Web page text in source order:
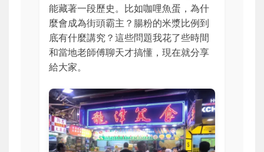
能藏著一段歷史。比如咖哩魚蛋，為什
麼會成為街頭霸主？腸粉的米漿比例到
底有什麼講究？這些問題我花了些時間
和當地老師傅聊天才搞懂，現在就分享
給大家。